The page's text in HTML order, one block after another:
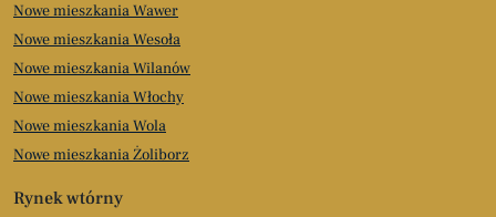
Nowe mieszkania Wawer
Nowe mieszkania Wesoła
Nowe mieszkania Wilanów
Nowe mieszkania Włochy
Nowe mieszkania Wola
Nowe mieszkania Żoliborz
Rynek wtórny